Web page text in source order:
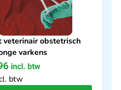
veterinair obstetrisch
varkens
incl. btw
btw